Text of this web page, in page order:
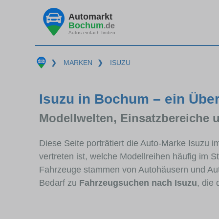
Automarkt
Bochum.de
Autos einfach finden
❯ MARKEN ❯ ISUZU
Isuzu in Bochum – ein
Modellwelten, Einsatzbereiche
Diese Seite porträtiert die Auto-Marke Isuzu
vertreten ist, welche Modellreihen häufig im
Fahrzeuge stammen von Autohäusern und
Bedarf zu Fahrzeugsuchen nach Isuzu, die